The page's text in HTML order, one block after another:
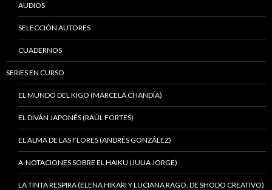
AUDIOS
SELECCIÓN AUTORES
CUADERNOS
SERIES EN CURSO
EL MUNDO DEL KIGO (MARCELA CHANDÍA)
EL DIVÁN JAPONÉS (RAÚL FORTES)
EL ALMA DE LAS FLORES (ANDRÉS GONZÁLEZ)
A-NOTACIONES SOBRE EL HAIKU (JULIA JORGE)
LA TINTA RESPIRA (ELENA HIKARI Y LUCIANA RAGO, DE SHODO CREATIVO)